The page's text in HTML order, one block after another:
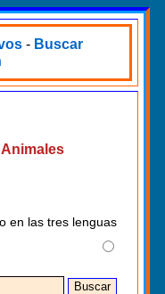
- Buscar
Animales
o en las tres lenguas